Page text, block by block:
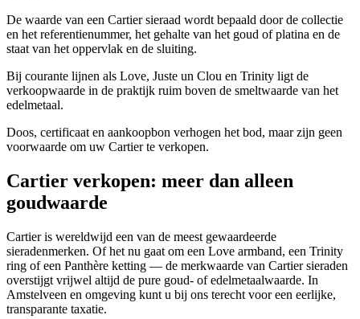
De waarde van een Cartier sieraad wordt bepaald door de collectie
en het referentienummer, het gehalte van het goud of platina en de
staat van het oppervlak en de sluiting.
Bij courante lijnen als Love, Juste un Clou en Trinity ligt de
verkoopwaarde in de praktijk ruim boven de smeltwaarde van het
edelmetaal.
Doos, certificaat en aankoopbon verhogen het bod, maar zijn geen
voorwaarde om uw Cartier te verkopen.
Cartier verkopen: meer dan alleen
goudwaarde
Cartier is wereldwijd een van de meest gewaardeerde
sieradenmerken. Of het nu gaat om een Love armband, een Trinity
ring of een Panthère ketting — de merkwaarde van Cartier sieraden
overstijgt vrijwel altijd de pure goud- of edelmetaalwaarde. In
Amstelveen en omgeving kunt u bij ons terecht voor een eerlijke,
transparante taxatie.